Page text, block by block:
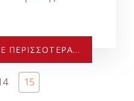
ΠΕΡΙΣΣΌΤΕΡΑ...
15